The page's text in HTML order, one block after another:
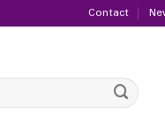
Contact